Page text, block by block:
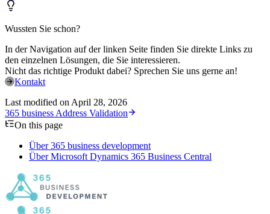
Wussten Sie schon?
In der Navigation auf der linken Seite finden Sie direkte Links zu
den einzelnen Lösungen, die Sie interessieren.
Nicht das richtige Produkt dabei? Sprechen Sie uns gerne an!
Kontakt
Last modified on April 28, 2026
365 business Address Validation
On this page
Über 365 business development
Über Microsoft Dynamics 365 Business Central